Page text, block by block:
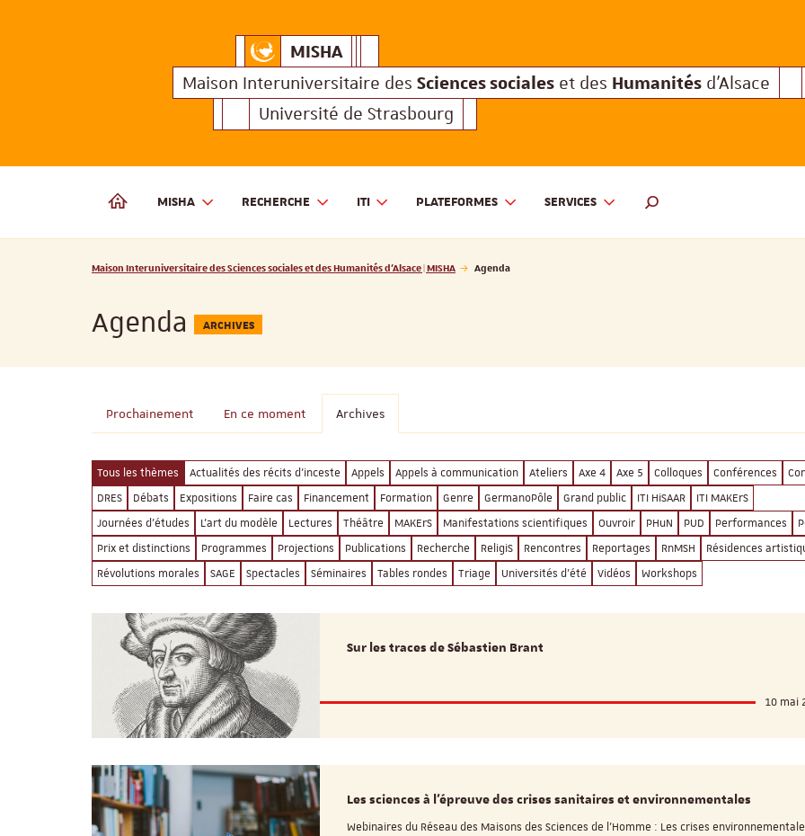
MISHAMaison Interuniversitaire des
Maison Interuniversitaire des Sciences sociales et des Humanités d'Alsace
Université de Strasbourg
MAISON INTERUNIVERSITAIRE DES SCIENCES SOCIALES ET DES HUMANITÉS D'ALSACE | MISHA
MISHA RECHERCHE ITI PLATEFORMES SERVICES
MOTEUR DE RECHERCHE
Maison Interuniversitaire des
Vous êtes ici :
Maison Interuniversitaire des Sciences sociales et des Humanités d'Alsace | MISHA Agenda
Agenda ARCHIVES
Prochainement En ce moment Archives
Tous les thèmes Actualités des récits d'inceste Appels Appels à communication Ateliers Axe 4 Axe 5 Colloques Conférences
DRES
Débats Expositions Faire cas Financement Formation Genre GermanoPôle Grand public ITI HiSAAR
ITI MAKErS
Journées d'études
L'art du modèle Lectures Théâtre MAKErS Manifestations scientifiques Ouvroir PHuN PUD Performances
Prix et distinctions
Programmes Projections Publications Recherche ReligiS Rencontres Reportages RnMSH
Résidences
Révolutions morales
SAGE Spectacles Séminaires Tables rondes Triage Universités d'été Vidéos Workshops
Sur les traces de Sébastien Brant
10 mai
Les sciences à l'épreuve des crises sanitaires et environnementales
Webinaires du Réseau des Maisons des Sciences de l'Homme : Les crises
ReligiS Financement